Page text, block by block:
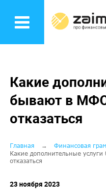
основному
Какие
бывают в МФО
отказаться
Строка
навигации
Главная
Финансовая
Какие дополнительные
отказаться
23 ноября 2023